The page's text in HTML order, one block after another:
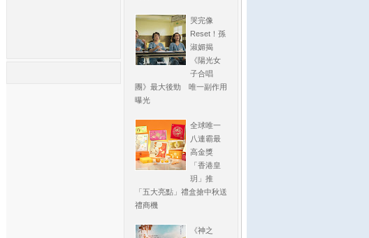
哭完像
Reset！孫
淑媚揭
《陽光女
子合唱
團》最大後勁 唯一副作用
曝光
全球唯一
八連霸最
高金獎
「香港皇
玥」推
「五大亮點」禮盒搶中秋送
禮商機
《神之